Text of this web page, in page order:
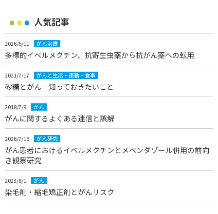
人気記事
2026/5/11 がん治療
多標的イベルメクチン、抗寄生虫薬から抗がん薬への転用
2021/7/17 がんと生活・運動・食事
砂糖とがん－知っておきたいこと
2018/7/9 がん
がんに関するよくある迷信と誤解
2026/7/16 がん研究
がん患者におけるイベルメクチンとメベンダゾール併用の前向
き観察研究
2023/8/1 がん
染毛剤・縮毛矯正剤とがんリスク